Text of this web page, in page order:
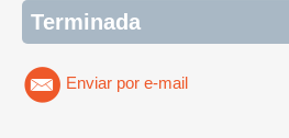
Terminada
Enviar por e-mail